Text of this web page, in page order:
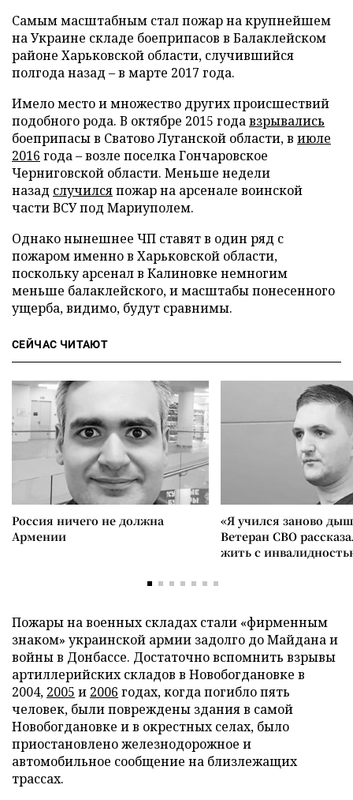
Самым масштабным стал пожар на крупнейшем
на Украине складе боеприпасов в Балаклейском
районе Харьковской области, случившийся
полгода назад – в марте 2017 года.
Имело место и множество других происшествий
подобного рода. В октябре 2015 годавзрывались
боеприпасы в Сватово Луганской области, в июле
2016 года – возле поселка Гончаровское
Черниговской области. Меньше недели
назад случилсяпожар на арсенале воинской
части ВСУ под Мариуполем.
Однако нынешнее ЧП ставят в один ряд с
пожаром именно в Харьковской области,
поскольку арсенал в Калиновке немногим
меньше балаклейского, и масштабы понесенного
ущерба, видимо, будут сравнимы.
СЕЙЧАС ЧИТАЮТ
Россия ничего не должна
Армении
«Я учился заново
Ветеран СВО
жить с
Пожары на военных складах стали «фирменным
знаком» украинской армии задолго до Майдана и
войны в Донбассе. Достаточно вспомнить взрывы
артиллерийских складов в Новобогдановке в
2004, 2005 и 2006 годах, когда погибло пять
человек, были повреждены здания в самой
Новобогдановке и в окрестных селах, было
приостановлено железнодорожное и
автомобильное сообщение на близлежащих
трассах.